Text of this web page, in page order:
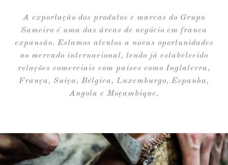
A exportação dos produtos e marcas do Grupo
Sameiro é uma das áreas de negócio em franca
expansão. Estamos atentos a novas oportunidades
no mercado internacional, tendo já estabelecido
relações comerciais com países como Inglaterra,
França, Suíça, Bélgica, Luxemburgo, Espanha,
Angola e Moçambique.